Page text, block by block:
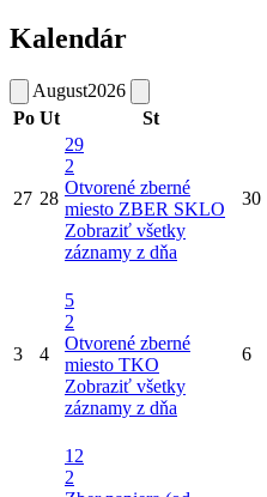
Kalendár
August2026
Po Ut St
27 28
29
2
Otvorené zberné
miesto ZBER SKLO
Zobraziť všetky
záznamy z dňa
30
3 4
5
2
Otvorené zberné
miesto TKO
Zobraziť všetky
záznamy z dňa
6
12
2